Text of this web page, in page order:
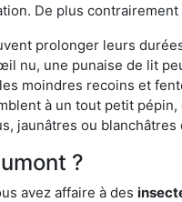
De plus
prolonger leurs
nu, une punaise de lit
moindres recoins et
à un tout petit
ou blanchâtres
?
avez affaire à des